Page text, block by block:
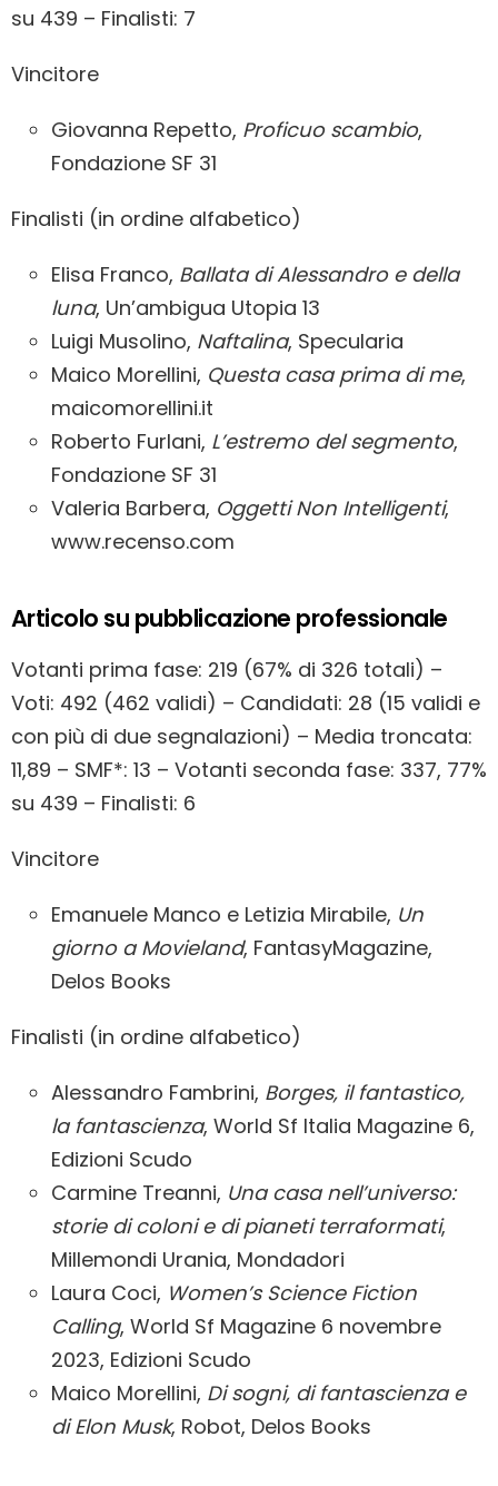
su 439 – Finalisti: 7
Vincitore
Giovanna Repetto, Proficuo scambio,
Fondazione SF 31
Finalisti (in ordine alfabetico)
Elisa Franco, Ballata di Alessandro e della
luna, Un’ambigua Utopia 13
Luigi Musolino, Naftalina, Specularia
Maico Morellini, Questa casa prima di me,
maicomorellini.it
Roberto Furlani, L’estremo del segmento,
Fondazione SF 31
Valeria Barbera, Oggetti Non Intelligenti,
www.recenso.com
Articolo su pubblicazione professionale
Votanti prima fase: 219 (67% di 326 totali) –
Voti: 492 (462 validi) – Candidati: 28 (15 validi e
con più di due segnalazioni) – Media troncata:
11,89 – SMF*: 13 – Votanti seconda fase: 337, 77%
su 439 – Finalisti: 6
Vincitore
Emanuele Manco e Letizia Mirabile, Un
giorno a Movieland, FantasyMagazine,
Delos Books
Finalisti (in ordine alfabetico)
Alessandro Fambrini, Borges, il fantastico,
la fantascienza, World Sf Italia Magazine 6,
Edizioni Scudo
Carmine Treanni, Una casa nell’universo:
storie di coloni e di pianeti terraformati,
Millemondi Urania, Mondadori
Laura Coci, Women’s Science Fiction
Calling, World Sf Magazine 6 novembre
2023, Edizioni Scudo
Maico Morellini, Di sogni, di fantascienza e
di Elon Musk, Robot, Delos Books